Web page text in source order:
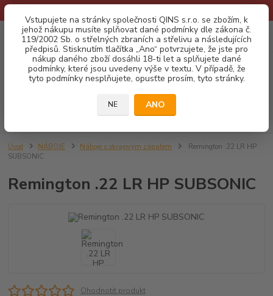
Vstupujete na stránky společnosti QINS s.r.o. se zbožím, k
jehož nákupu musíte splňovat dané podmínky dle zákona č.
119/2002 Sb. o střelných zbraních a střelivu a následujících
předpisů. Stisknutím tlačítka „Ano“ potvrzujete, že jste pro
nákup daného zboží dosáhli 18-ti let a splňujete dané
podmínky, které jsou uvedeny výše v textu. V případě, že
tyto podmínky nesplňujete, opusťte prosím, tyto stránky.
NE ANO
Menu
CZK 0
za0,00 Kč
Úvod NÁBOJE Náboje s okrajovým zápalem
Remington .22 LR HP
SUBSONIC
Remington .22 LR HP SUBSONIC
Ohodnotit produkt